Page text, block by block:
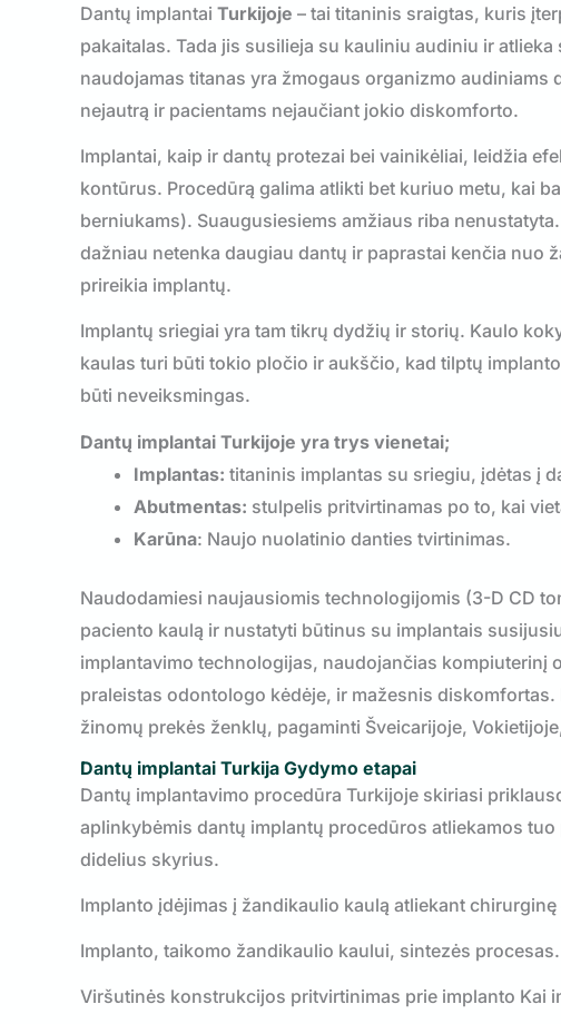
Dantų implantai Turkijoje – tai titaninis sraigtas, kuris
pakaitalas. Tada jis susilieja su kauliniu audiniu ir
naudojamas titanas yra žmogaus organizmo
nejautrą ir pacientams nejaučiant jokio diskomforto.
Implantai, kaip ir dantų protezai bei vainikėliai, leidžia
kontūrus. Procedūrą galima atlikti bet kuriuo metu, kai
berniukams). Suaugusiesiems amžiaus riba
dažniau netenka daugiau dantų ir paprastai kenčia nuo
prireikia implantų.
Implantų sriegiai yra tam tikrų dydžių ir storių. Kaulo
kaulas turi būti tokio pločio ir aukščio, kad tilptų
būti neveiksmingas.
Dantų implantai Turkijoje yra trys vienetai;
Implantas: titaninis implantas su sriegiu, įdėtas į
Abutmentas: stulpelis pritvirtinamas po to, kai
Karūna: Naujo nuolatinio danties tvirtinimas.
Naudodamiesi naujausiomis technologijomis (3-D CD
paciento kaulą ir nustatyti būtinus su implantais
implantavimo technologijas, naudojančias kompiuterinį
praleistas odontologo kėdėje, ir mažesnis
žinomų prekės ženklų, pagaminti Šveicarijoje,
Dantų implantai Turkija Gydymo etapai
Dantų implantavimo procedūra Turkijoje skiriasi
aplinkybėmis dantų implantų procedūros atliekamos
didelius skyrius.
Implanto įdėjimas į žandikaulio kaulą atliekant
Implanto, taikomo žandikaulio kaului, sintezės procesas.
Viršutinės konstrukcijos pritvirtinimas prie implanto Kai